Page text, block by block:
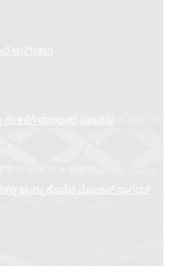
ಅಂಗೀಕಾರ
ಹೇಳಿಕೆಗೆ ಮುಂದಾದ ಮೂವರು
ಉಲ್ಟಾ ಹೊಡೆದ ಮೋಹನ್ ಭಾಗವತ್